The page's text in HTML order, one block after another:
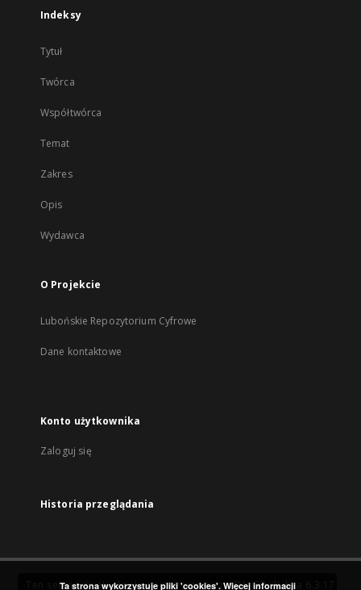
Indeksy
Tytuł
Twórca
Współtwórca
Temat
Zakres
Opis
Wydawca
O Projekcie
Lubońskie Repozytorium Cyfrowe
Dane kontaktowe
Konto użytkownika
Zaloguj się
Historia przeglądania
Ten serwis działa dzięki oprogramowaniuDInGO dLibra 6.3.17
Ta strona wykorzystuje pliki 'cookies'. Więcej informacji